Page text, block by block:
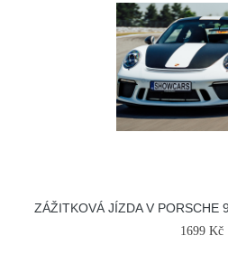
ZÁŽITKOVÁ JÍZDA V PORSCHE
1699 Kč